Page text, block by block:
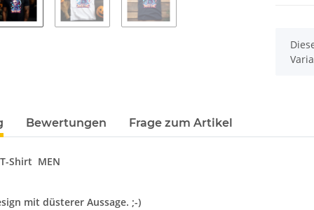
x
Bewertungen Frage zum Artikel
Shirt MEN
mit düsterer Aussage. ;-)